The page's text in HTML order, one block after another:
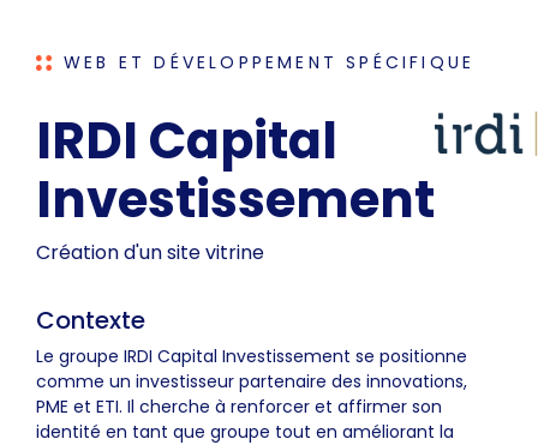
WEB ET DÉVELOPPEMENT SPÉCIFIQUE
IRDI Capital
Investissement
Création d'un site vitrine
Contexte
Le groupe IRDI Capital Investissement se positionne
comme un investisseur partenaire des innovations,
PME et ETI. Il cherche à renforcer et affirmer son
identité en tant que groupe tout en améliorant la